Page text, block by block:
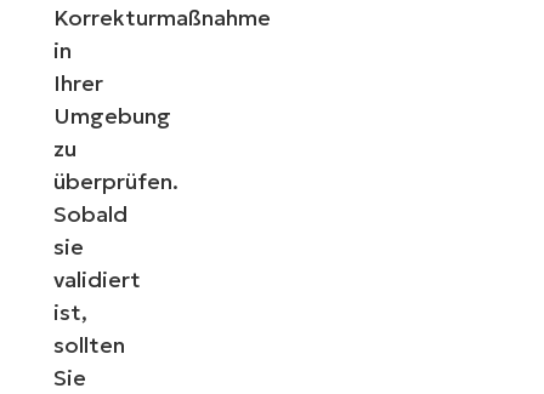
Korrekturmaßnahme
in
Ihrer
Umgebung
zu
überprüfen.
Sobald
sie
validiert
ist,
sollten
Sie